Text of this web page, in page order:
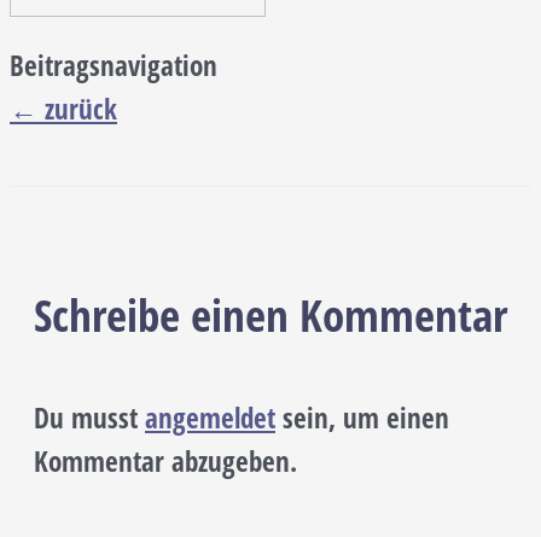
Beitragsnavigation
← zurück
Schreibe einen Kommentar
Du musstangemeldetsein, um einen
Kommentar abzugeben.